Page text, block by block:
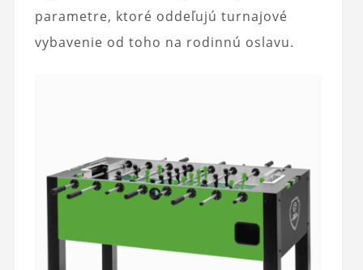
parametre, ktoré oddeľujú turnajové
vybavenie od toho na rodinnú oslavu.